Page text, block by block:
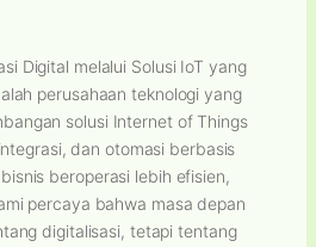
Digital melalui Solusi IoT yang
perusahaan teknologi yang
solusi Internet of Things
dan otomasi berbasis
beroperasi lebih efisien,
percaya bahwa masa depan
digitalisasi, tetapi tentang